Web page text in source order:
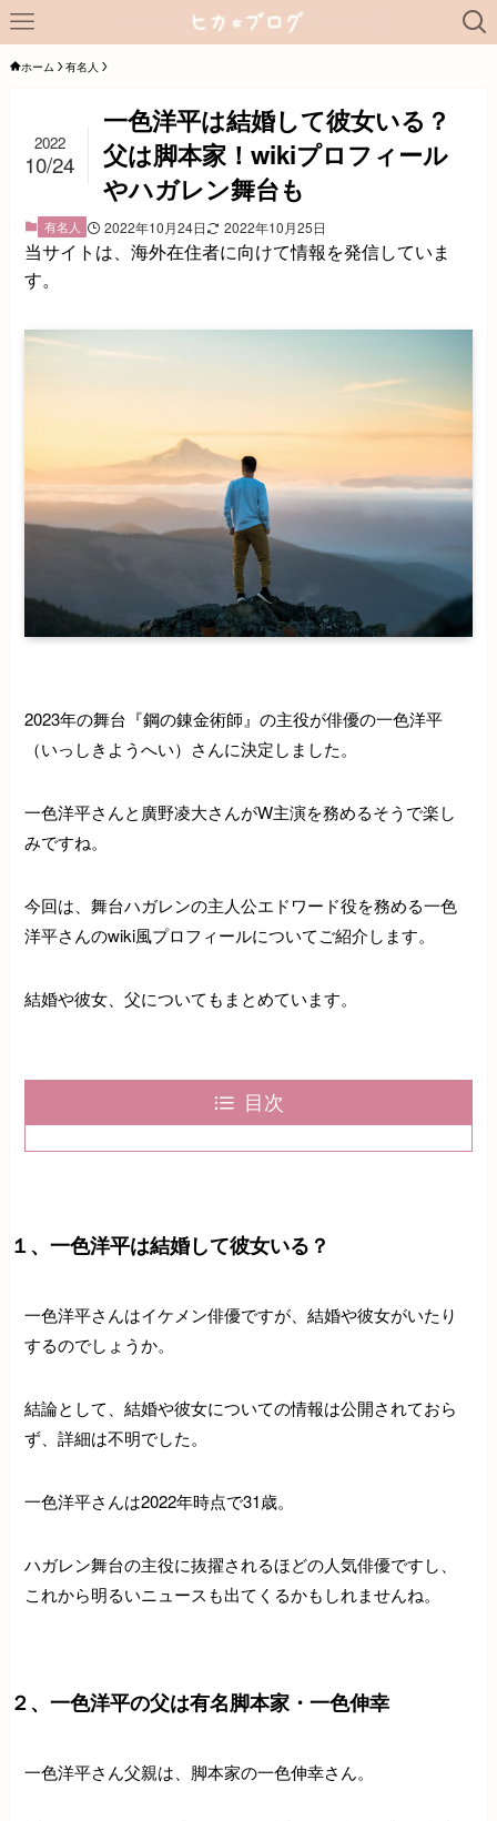
ホーム 有名人
一色洋平は結婚して彼女いる？
父は脚本家！wikiプロフィール
やハガレン舞台も
2022
10/24
有名人 2022年10月24日 2022年10月25日
当サイトは、海外在住者に向けて情報を発信していま
す。
2023年の舞台『鋼の錬金術師』の主役が俳優の一色洋平
（いっしきようへい）さんに決定しました。
一色洋平さんと廣野凌大さんがW主演を務めるそうで楽し
みですね。
今回は、舞台ハガレンの主人公エドワード役を務める一色
洋平さんのwiki風プロフィールについてご紹介します。
結婚や彼女、父についてもまとめています。
目次
１、一色洋平は結婚して彼女いる？
一色洋平さんはイケメン俳優ですが、結婚や彼女がいたり
するのでしょうか。
結論として、結婚や彼女についての情報は公開されておら
ず、詳細は不明でした。
一色洋平さんは2022年時点で31歳。
ハガレン舞台の主役に抜擢されるほどの人気俳優ですし、
これから明るいニュースも出てくるかもしれませんね。
２、一色洋平の父は有名脚本家・一色伸幸
一色洋平さん父親は、脚本家の一色伸幸さん。